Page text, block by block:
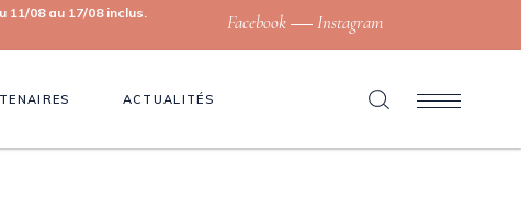
11/08 au 17/08 inclus. Facebook Instagram
ACTUALITÉS